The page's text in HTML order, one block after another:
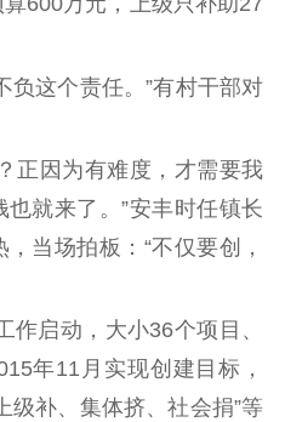
这个责任。”有村干部对
因为有难度，才需要我
就来了。”安丰时任镇长
当场拍板：“不仅要创，
启动，大小36个项目、
年11月实现创建目标，
级补、集体挤、社会捐”等